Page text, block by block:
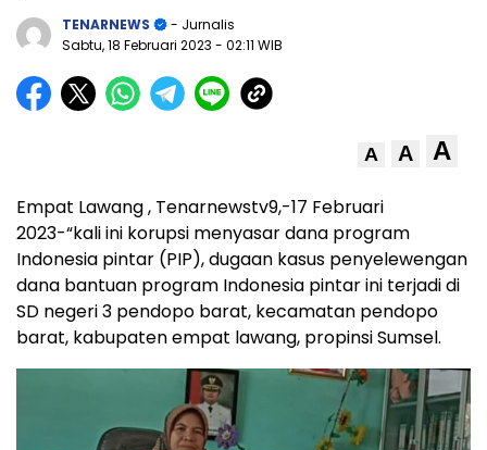
TENARNEWS
- Jurnalis
Sabtu, 18 Februari 2023 - 02:11 WIB
A A A
Empat Lawang , Tenarnewstv9,-17 Februari
2023-“kali ini korupsi menyasar dana program
Indonesia pintar (PIP), dugaan kasus penyelewengan
dana bantuan program Indonesia pintar ini terjadi di
SD negeri 3 pendopo barat, kecamatan pendopo
barat, kabupaten empat lawang, propinsi Sumsel.